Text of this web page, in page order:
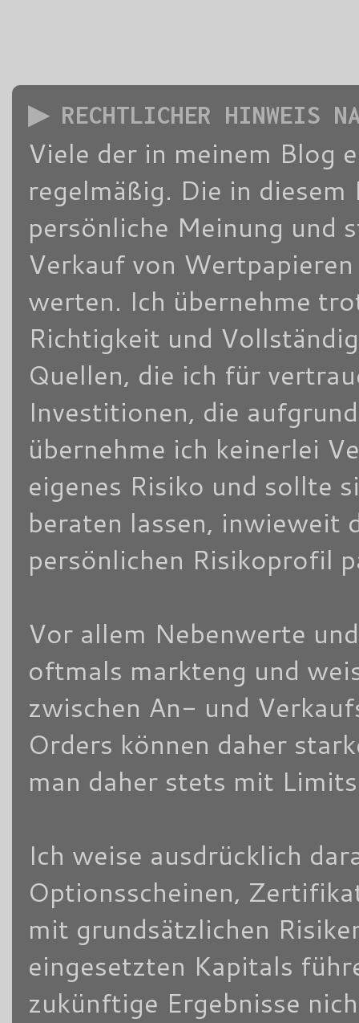
▶ RECHTLICHER HINWEIS
Viele der in meinem Blog
regelmäßig. Die in
persönliche Meinung und
Verkauf von
werten. Ich übernehme
Richtigkeit und
Quellen, die ich für
Investitionen, die
übernehme ich keinerlei
eigenes Risiko und sollte
beraten lassen, inwieweit
persönlichen Risikoprofil
Vor allem Nebenwerte
oftmals markteng und
zwischen An- und
Orders können daher
man daher stets mit
Ich weise ausdrücklich
Optionsscheinen,
mit grundsätzlichen
eingesetzten Kapitals
zukünftige Ergebnisse